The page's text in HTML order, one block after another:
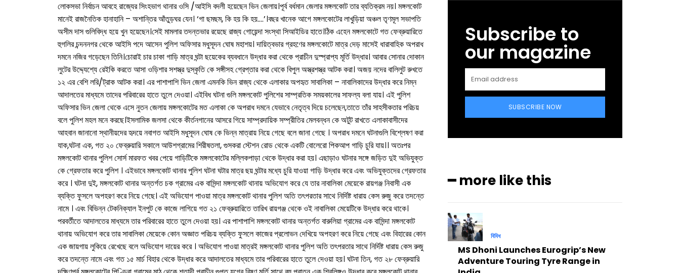
লোকসভা নির্বাচন আবহে রাজ্যের সিংহভাগ থানার ওসি /আইসি বদলী হয়েছেন ভিন জেলায়।পূর্ব বর্ধমান জেলার মঙ্গলকোট তার ব্যতিক্রম নয়। মঙ্গলকোট
মানেই রাজনৈতিক হানাহানি – অশান্তির আঁতুড়ঘর যেন। ‘গা ছমছম, কি হয় কি হয়….’।বছর খানেক আগে মঙ্গলকোটের লাখুড়িয়া অঞ্চল তৃণমূল সভাপতি
অসীম দাস গুলিবিদ্ধ হয়ে খুন হয়েছেন।সেই মামলার তদন্তভার রয়েছে রাজ্য গোয়েন্দা সংস্থা সিআইডির হাতে।ঠিক এহেন মঙ্গলকোটে গত ফেব্রুয়ারিতে
হুগলির চন্দননগর থেকে আইসি পদে আসেন পুলিশ অফিসার মধুসূদন ঘোষ মহাশয়। দায়িত্বভার গ্রহণের মঙ্গলকোটে মাত্র দেড় মাসেই ধারাবাহিক অপরাধ
দমনে নজির গড়েছেন তিনি।চোরাই চার চাকা গাড়ি মাত্র ঘন্টা ছয়েকের ব্যবধানে উদ্ধার করা থেকে প্রাচীন দুস্প্রাপ্য মূর্তি উদ্ধার। আবার সোনার দোকান
লুটের উদ্দ্যেশ্যে রেইকি করতে আসা ওড়িশার সশস্ত্র দুস্কৃতি কে সঙ্গীসহ গ্রেপ্তার করা থেকে বিপুল অস্ত্রশস্ত্র আটক করা। অজয় নদের বালিলুট রুখতে
১২ এর বেশি লরি/ট্রাক আটক করা। এর পাশাপাশি ভিন জেলা এমনকি ভিন রাজ্য থেকে এলাকার অপহৃত সাবালিকা – নাবালিকাদের উদ্ধার করে নিম্ন
আদালতের মাধ্যমে তাদের পরিবারের হাতে তুলে দেওয়া। এইবিধ ঘটনা গুলি মঙ্গলকোট পুলিশের সাম্প্রতিক সময়কালের সাফল্য বলা যায়। এই পুলিশ
অফিসার ভিন জেলা থেকে এসে নুতন জেলায় মঙ্গলকোটের মত এলাকা কে অপরাধ দমনে যেভাবে নেতৃত্ব দিয়ে চলেছেন,তাতে তাঁর সাহসীকতার পরিচয়
বলে পুলিশ মহল মনে করছে।ইসলামিক জলসা থেকে কীর্তনগানের আসরে গিয়ে সাম্প্রদায়িক সম্প্রীতির মেলবন্ধন কে অটুট রাখতে এলাকাবাসীদের
আহবান জানানো স্থানীয়দের হৃদয়ে নবাগত আইসি মধুসূদন ঘোষ কে ভিন্ন মাত্রায় নিয়ে গেছে বলে জানা গেছে । অপরাধ দমনে ঘটনাগুলি বিশ্লেষণ করা
যাক,ঘটনা এক, গত ২০ ফেব্রুয়ারি সকালে আউশগ্রামের শিরীষতলা, গুসকরা স্টেশন রোড থেকে একটি বোলেরো পিকআপ গাড়ি চুরি যায়।। অতঃপর
মঙ্গলকোট থানার পুলিশ সোর্স মারফত খবর পেয়ে গাড়িটিকে মঙ্গলকোটের মল্লিকপাড়া থেকে উদ্ধার করা হয়। এছাড়াও ঘটনার সঙ্গে জড়িত দুই অভিযুক্ত
কে গ্রেফতার করে পুলিশ । এইভাবে মঙ্গলকোট থানার পুলিশ ঘটনা ঘটার মাত্র ছয় ঘন্টার মধ্যে চুরি যাওয়া গাড়ি উদ্ধার করে এবং অভিযুক্তদের গ্রেফতার
করে । ঘটনা দুই, মঙ্গলকোট থানার অন্তর্গত চক গ্রামের এক বাসিন্দা মঙ্গলকোট থানায় অভিযোগ করে যে তার নাবালিকা মেয়েকে রায়গঞ্জ নিবাসী এক
ব্যক্তি ফুসলে অপহরণ করে নিয়ে গেছে। এই অভিযোগ পাওয়া মাত্র মঙ্গলকোট থানার পুলিশ অতি তৎপরতার সাথে নির্দিষ্ট ধারায় কেস রুজু করে তদন্তে
নামে । এবং বিভিন্ন টেকনিক্যাল ইনপুট কে কাজে লাগিয়ে গত ২১ ফেব্রুয়ারিতে তারিখ রায়গঞ্জ থেকে ওই নাবালিকা মেয়েটিকে উদ্ধার করে থাকে।
পরবর্তীতে আদালতের মাধ্যমে তার পরিবারের হাতে তুলে দেওয়া হয়। এর পাশাপাশি মঙ্গলকোট থানার অন্তর্গত বারুলিয়া গ্রামের এক বাসিন্দা মঙ্গলকোট
থানায় অভিযোগ করে তার সাবালিকা মেয়েকে কোন অজ্ঞাত পরিচয় ব্যক্তি ফুসলে কাজের প্রলোভন দেখিয়ে অপহরণ করে নিয়ে গেছে এবং বিহারের কোন
এক জায়গায় লুকিয়ে রেখেছে বলে অভিযোগ দায়ের করে । অভিযোগ পাওয়া মাত্রই মঙ্গলকোট থানার পুলিশ অতি তৎপরতার সাথে নির্দিষ্ট ধারায় কেস রুজু
করে তদন্তে নামে এবং গত ১৫ মার্চ বিহার থেকে উদ্ধার করে আদালতের মাধ্যমে তার পরিবারের হাতে তুলে দেওয়া হয়। ঘটনা তিন, গত ২৮ ফেব্রুয়ারি
Subscribe to
our magazine
SUBSCRIBE NOW
━ more like this
বিবিধ
MS Dhoni Launches Eurogrip’s New
Adventure Touring Tyre Range in